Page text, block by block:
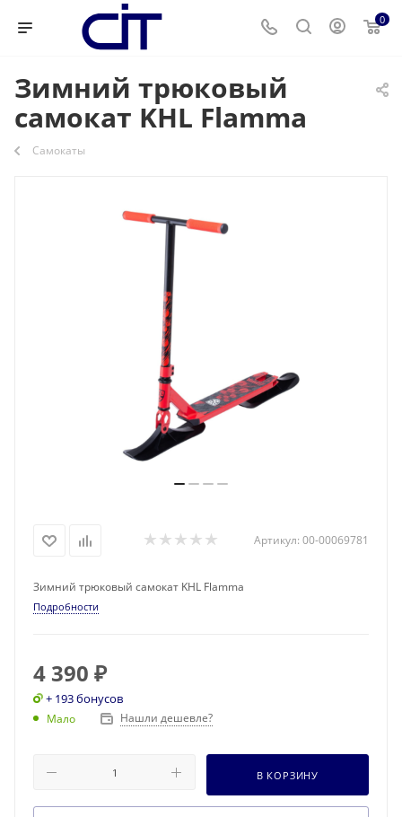
0
Зимний трюковый
самокат KHL Flamma
Самокаты
Артикул: 00-00069781
Зимний трюковый самокат KHL Flamma
Подробности
4 390 ₽
+ 193 бонусов
Мало Нашли дешевле?
В КОРЗИНУ